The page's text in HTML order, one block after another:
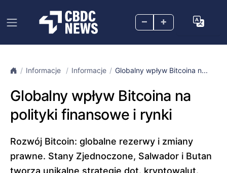
– +
Informacje Informacje Globalny wpływ Bitcoina n...
Globalny wpływ Bitcoina na
polityki finansowe i rynki
Rozwój Bitcoin: globalne rezerwy i zmiany
prawne. Stany Zjednoczone, Salwador i Butan
tworzą unikalne strategie dot. kryptowalut.